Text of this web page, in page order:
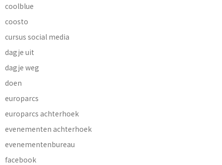
coolblue
coosto
cursus social media
dagje uit
dagje weg
doen
europarcs
europarcs achterhoek
evenementen achterhoek
evenementenbureau
facebook